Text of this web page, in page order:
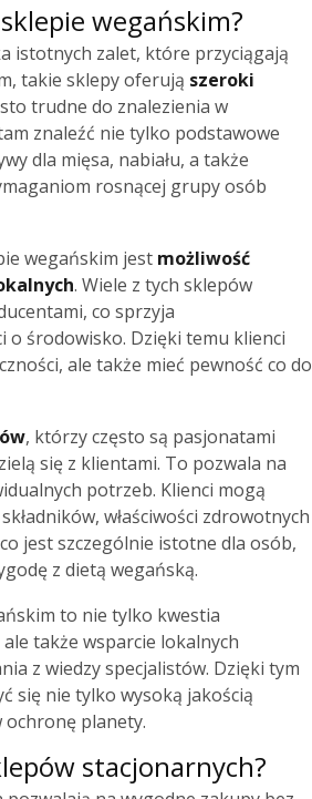
wegańskim?
istotnych zalet, które przyciągają
takie sklepy oferują szeroki
trudne do znalezienia w
znaleźć nie tylko podstawowe
dla mięsa, nabiału, a także
rosnącej grupy osób
wegańskim jest możliwość
. Wiele z tych sklepów
co sprzyja
o środowisko. Dzięki temu klienci
ale także mieć pewność co do
, którzy często są pasjonatami
się z klientami. To pozwala na
potrzeb. Klienci mogą
właściwości zdrowotnych
jest szczególnie istotne dla osób,
z dietą wegańską.
to nie tylko kwestia
także wsparcie lokalnych
z wiedzy specjalistów. Dzięki tym
się nie tylko wysoką jakością
ochronę planety.
stacjonarnych?